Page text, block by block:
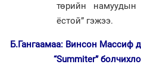
төрийн намуудын
ёстой” гэжээ.
Б.Гангаамаа: Винсон Массиф
“Summiter”